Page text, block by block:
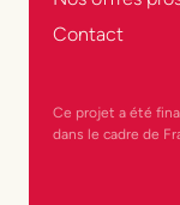
Contact
Ce projet a été
dans le cadre de